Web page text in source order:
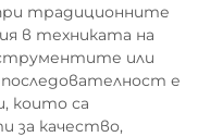
традиционните
в техниката на
или
е
които са
за качество,